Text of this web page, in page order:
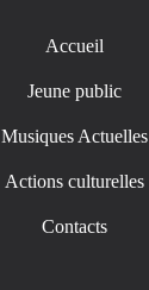
Accueil
Jeune public
Musiques Actuelles
Actions culturelles
Contacts